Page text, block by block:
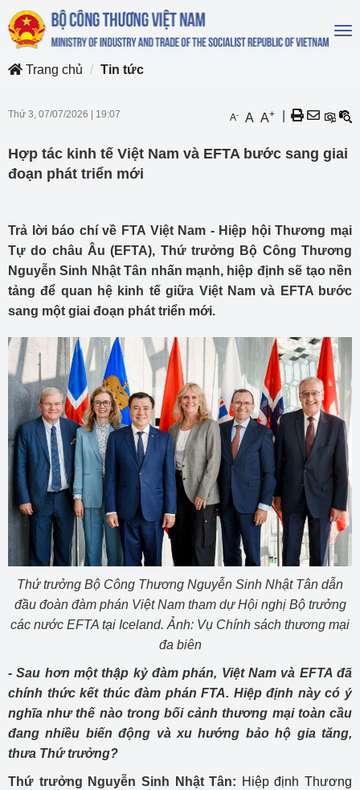
Trang chủ
Tin tức
Thứ 3, 07/07/2026 19:07 A- A A+
Hợp tác kinh tế Việt Nam và EFTA bước sang giai
đoạn phát triển mới
Trả lời báo chí về FTA Việt Nam - Hiệp hội Thương mại
Tự do châu Âu (EFTA), Thứ trưởng Bộ Công Thương
Nguyễn Sinh Nhật Tân nhấn mạnh, hiệp định sẽ tạo nền
tảng để quan hệ kinh tế giữa Việt Nam và EFTA bước
sang một giai đoạn phát triển mới.
Thứ trưởng Bộ Công Thương Nguyễn Sinh Nhật Tân dẫn
đầu đoàn đàm phán Việt Nam tham dự Hội nghị Bộ trưởng
các nước EFTA tại Iceland. Ảnh: Vụ Chính sách thương mại
đa biên
- Sau hơn một thập kỷ đàm phán, Việt Nam và EFTA đã
chính thức kết thúc đàm phán FTA. Hiệp định này có ý
nghĩa như thế nào trong bối cảnh thương mại toàn cầu
đang nhiều biến động và xu hướng bảo hộ gia tăng,
thưa Thứ trưởng?
Thứ trưởng Nguyễn Sinh Nhật Tân: Hiệp định Thương